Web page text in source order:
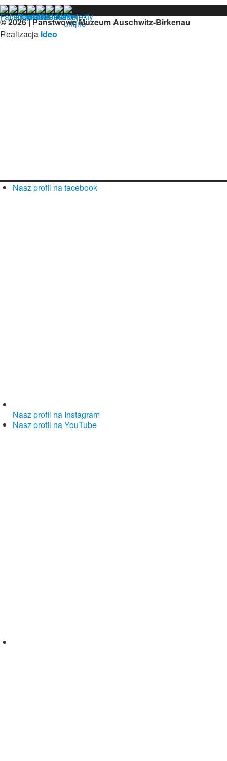
© 2026 | Państwowe Muzeum Auschwitz-Birkenau
Realizacja Ideo
Nasz profil na facebook
Nasz profil na Instagram
Nasz profil na YouTube